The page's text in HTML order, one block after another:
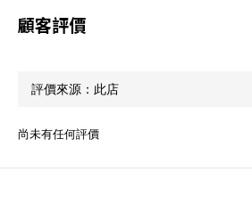
顧客評價
尚未有任何評價